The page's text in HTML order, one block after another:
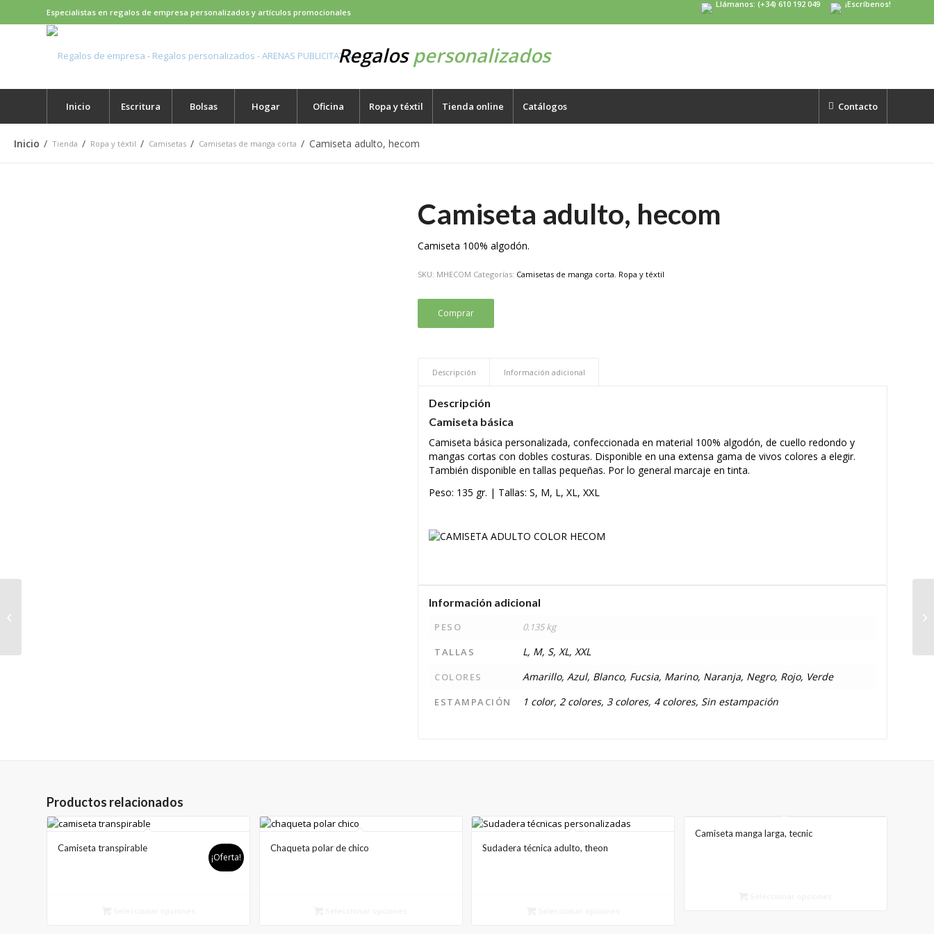
Llámanos: (+34) 610 192 049
¡Escríbenos!
Especialistas en regalos de empresa personalizados y artículos promocionales
Regalospersonalizados
Inicio Escritura Bolsas Hogar Oficina Ropa y téxtil Tienda online Catálogos Contacto
Inicio / Tienda / Ropa y téxtil / Camisetas / Camisetas de manga corta / Camiseta adulto, hecom
Camiseta adulto, hecom
Camiseta 100% algodón.
SKU: MHECOM Categorías: Camisetas de manga corta, Ropa y téxtil
Comprar
Descripción Información adicional
Descripción
Camiseta básica
Camiseta básica personalizada, confeccionada en material 100% algodón, de cuello redondo y
mangas cortas con dobles costuras. Disponible en una extensa gama de vivos colores a elegir.
También disponible en tallas pequeñas. Por lo general marcaje en tinta.
Peso: 135 gr. | Tallas: S, M, L, XL, XXL
Información adicional
PESO
0.135 kg
TALLAS
L, M, S, XL, XXL
COLORES Amarillo, Azul, Blanco, Fucsia, Marino, Naranja, Negro, Rojo, Verde
ESTAMPACIÓN 1 color, 2 colores, 3 colores, 4 colores, Sin estampación
Productos relacionados
Camiseta transpirable
¡Oferta!
Chaqueta polar de chico Sudadera técnica adulto, theon
Camiseta manga larga, tecnic